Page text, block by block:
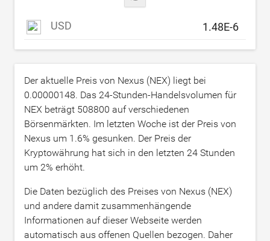
USD
Der aktuelle Preis von Nexus (NEX) liegt bei
0.00000148. Das 24-Stunden-Handelsvolumen für
NEX beträgt 508800 auf verschiedenen
Börsenmärkten. Im letzten Woche ist der Preis von
Nexus um 1.6% gesunken. Der Preis der
Kryptowährung hat sich in den letzten 24 Stunden
um 2% erhöht.
Die Daten bezüglich des Preises von Nexus (NEX)
und andere damit zusammenhängende
Informationen auf dieser Webseite werden
automatisch aus offenen Quellen bezogen. Daher